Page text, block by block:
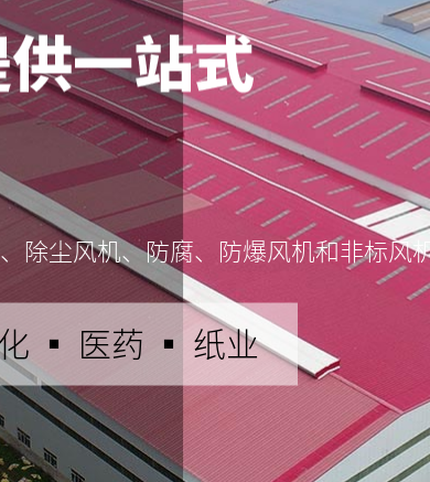
除尘风机、防腐、防爆风机和非标风
▪ 医药 ▪ 纸业